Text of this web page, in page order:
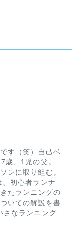
す（笑）自己ベ
歳、1児の父。
ンに取り組む。
初心者ランナ
たランニングの
いての解説を書
さなランニング